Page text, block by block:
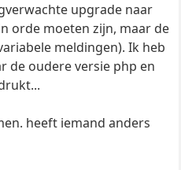
upgrade naar
orde moeten zijn, maar de
meldingen). Ik heb
de oudere versie php en
heeft iemand anders